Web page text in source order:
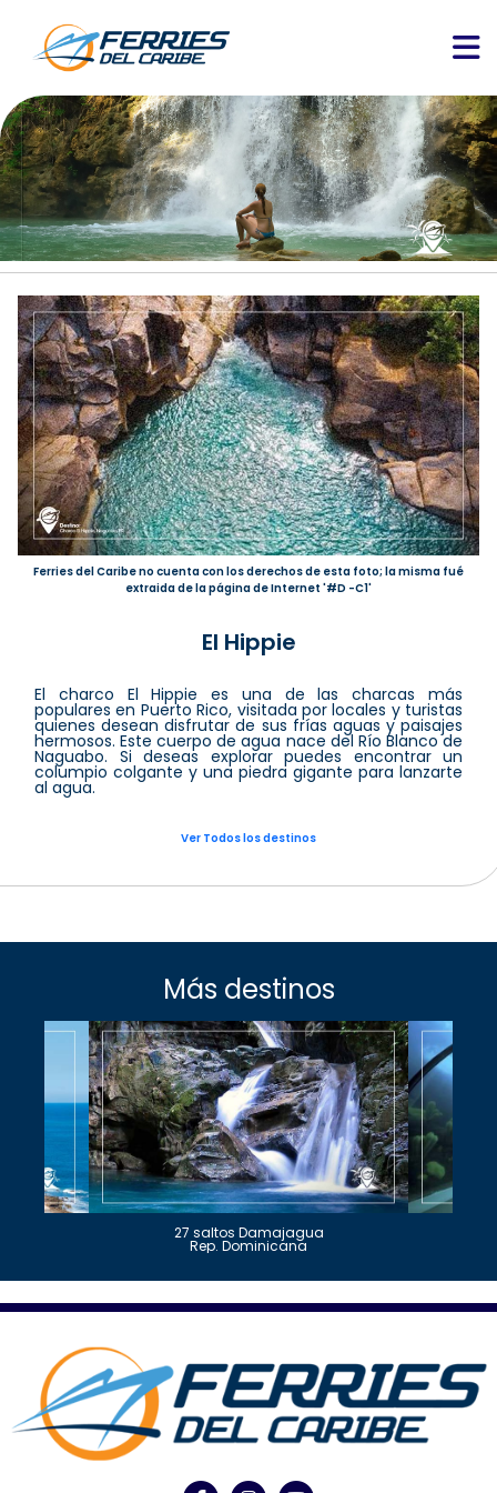
Ferries del Caribe no cuenta con los derechos de esta foto; la misma fué
extraida de la página de Internet '#D -C1'
El Hippie
El charco El Hippie es una de las charcas más
populares en Puerto Rico, visitada por locales y turistas
quienes desean disfrutar de sus frías aguas y paisajes
hermosos. Este cuerpo de agua nace del Río Blanco de
Naguabo. Si deseas explorar puedes encontrar un
columpio colgante y una piedra gigante para lanzarte
al agua.
Ver Todos los destinos
Más destinos
27 saltos Damajagua
Rep. Dominicana